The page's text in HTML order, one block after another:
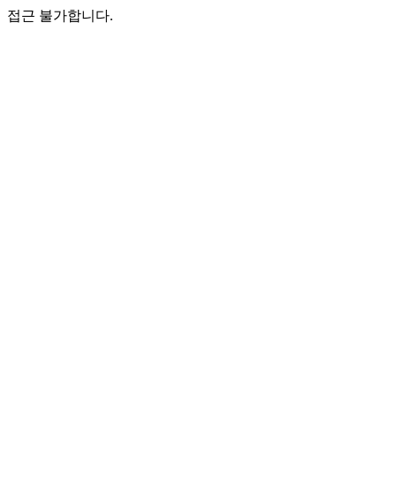
접근 불가합니다.